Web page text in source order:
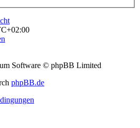
Software © phpBB Limited
phpBB.de